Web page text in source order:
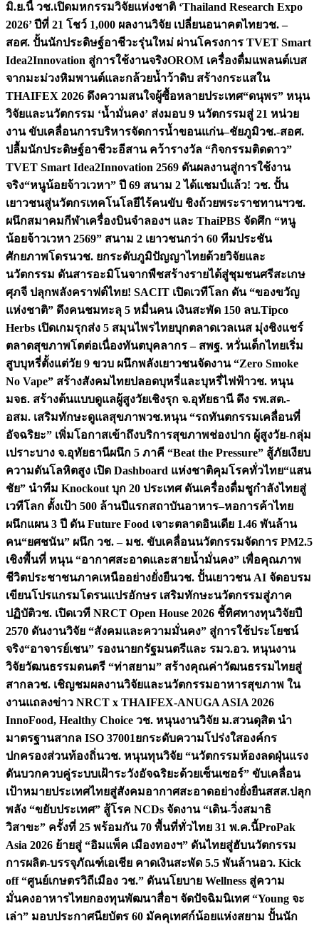
มิ.ย.นี้ วช.เปิดมหกรรมวิจัยแห่งชาติ ‘Thailand Research Expo
2026’ ปีที่ 21 โชว์ 1,000 ผลงานวิจัย เปลี่ยนอนาคตไทยวช. –
สอศ. ปั้นนักประดิษฐ์อาชีวะรุ่นใหม่ ผ่านโครงการ TVET Smart
Idea2Innovation สู่การใช้งานจริงOROM เครื่องดื่มแพลนต์เบส
จากมะม่วงหิมพานต์และกล้วยน้ำว้าดิบ สร้างกระแสใน
THAIFEX 2026 ดึงความสนใจผู้ซื้อหลายประเทศ“ดนุพร” หนุน
วิจัยและนวัตกรรม ‘น้ำมั่นคง’ ส่งมอบ 9 นวัตกรรมสู่ 21 หน่วย
งาน ขับเคลื่อนการบริหารจัดการน้ำขอนแก่น–ชัยภูมิวช.-สอศ.
ปลื้มนักประดิษฐ์อาชีวะอีสาน คว้ารางวัล “กิจกรรมติดดาว”
TVET Smart Idea2Innovation 2569 ดันผลงานสู่การใช้งาน
จริง“หนูน้อยจ้าวเวหา” ปี 69 สนาม 2 ได้แชมป์แล้ว! วช. ปั้น
เยาวชนสู่นวัตกรเทคโนโลยีไร้คนขับ ชิงถ้วยพระราชทานฯวช.
ผนึกสมาคมกีฬาเครื่องบินจำลองฯ และ ThaiPBS จัดศึก “หนู
น้อยจ้าวเวหา 2569” สนาม 2 เยาวชนกว่า 60 ทีมประชัน
ศักยภาพโดรนวช. ยกระดับภูมิปัญญาไทยด้วยวิจัยและ
นวัตกรรม ดันสารอะมิโนจากพืชสร้างรายได้สู่ชุมชนศรีสะเกษ
ศุภจี ปลุกพลังคราฟต์ไทย! SACIT เปิดเวทีโลก ดัน “ของขวัญ
แห่งชาติ” ดึงคนชมทะลุ 5 หมื่นคน เงินสะพัด 150 ลบ.Tipco
Herbs เปิดเกมรุกส่ง 5 สมุนไพรไทยบุกตลาดเวลเนส มุ่งชิงแชร์
ตลาดสุขภาพโตต่อเนื่องทันตบุคลากร – สพฐ. หวั่นเด็กไทยเริ่ม
สูบบุหรี่ตั้งแต่วัย 9 ขวบ ผนึกพลังเยาวชนจัดงาน “Zero Smoke
No Vape” สร้างสังคมไทยปลอดบุหรี่และบุหรี่ไฟฟ้าวช. หนุน
มจธ. สร้างต้นแบบดูแลผู้สูงวัยเชิงรุก จ.อุทัยธานี ดึง รพ.สต.-
อสม. เสริมทักษะดูแลสุขภาพวช.หนุน “รถทันตกรรมเคลื่อนที่
อัจฉริยะ” เพิ่มโอกาสเข้าถึงบริการสุขภาพช่องปาก ผู้สูงวัย-กลุ่ม
เปราะบาง จ.อุทัยธานีผนึก 5 ภาคี “Beat the Pressure” สู้ภัยเงียบ
ความดันโลหิตสูง เปิด Dashboard แห่งชาติคุมโรคทั่วไทย“แสน
ชัย” นำทีม Knockout บุก 20 ประเทศ ดันเครื่องดื่มชูกำลังไทยสู่
เวทีโลก ตั้งเป้า 500 ล้านปีแรกสถาบันอาหาร–หอการค้าไทย
ผนึกแผน 3 ปี ดัน Future Food เจาะตลาดอินเดีย 1.46 พันล้าน
คน“ยศชนัน” ผนึก วช. – มช. ขับเคลื่อนนวัตกรรมจัดการ PM2.5
เชิงพื้นที่ หนุน “อากาศสะอาดและสายน้ำมั่นคง” เพื่อคุณภาพ
ชีวิตประชาชนภาคเหนืออย่างยั่งยืนวช. ปั้นเยาวชน AI จัดอบรม
เขียนโปรแกรมโดรนแปรอักษร เสริมทักษะนวัตกรรมสู่ภาค
ปฏิบัติวช. เปิดเวที NRCT Open House 2026 ชี้ทิศทางทุนวิจัยปี
2570 ดันงานวิจัย “สังคมและความมั่นคง” สู่การใช้ประโยชน์
จริง“อาจารย์เชน” รองนายกรัฐมนตรีและ รมว.อว. หนุนงาน
วิจัยวัฒนธรรมดนตรี “ท่าสยาม” สร้างคุณค่าวัฒนธรรมไทยสู่
สากลวช. เชิญชมผลงานวิจัยและนวัตกรรมอาหารสุขภาพ ใน
งานแถลงข่าว NRCT x THAIFEX-ANUGA ASIA 2026
InnoFood, Healthy Choice วช. หนุนงานวิจัย ม.สวนดุสิต นำ
มาตรฐานสากล ISO 37001ยกระดับความโปร่งใสองค์กร
ปกครองส่วนท้องถิ่นวช. หนุนทุนวิจัย “นวัตกรรมห้องลดฝุ่นแรง
ดันบวกควบคู่ระบบเฝ้าระวังอัจฉริยะด้วยเซ็นเซอร์” ขับเคลื่อน
เป้าหมายประเทศไทยสู่สังคมอากาศสะอาดอย่างยั่งยืนสสส.ปลุก
พลัง “ขยับประเทศ” สู้โรค NCDs จัดงาน “เดิน-วิ่งสมาธิ
วิสาขะ” ครั้งที่ 25 พร้อมกัน 70 พื้นที่ทั่วไทย 31 พ.ค.นี้ProPak
Asia 2026 ย้ายสู่ “อิมแพ็ค เมืองทองฯ” ดันไทยสู่ฮับนวัตกรรม
การผลิต-บรรจุภัณฑ์เอเชีย คาดเงินสะพัด 5.5 พันล้านอว. Kick
off “ศูนย์เกษตรวิถีเมือง วช.” ดันนโยบาย Wellness สู่ความ
มั่นคงอาหารไทยกองทุนพัฒนาสื่อฯ จัดปัจฉิมนิเทศ “Young จะ
เล่า” มอบประกาศนียบัตร 60 มัคคุเทศก์น้อยแห่งสยาม ปั้นนัก